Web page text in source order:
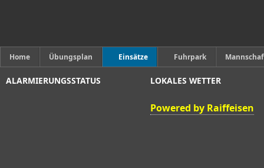
Home Übungsplan Einsätze Fuhrpark
ALARMIERUNGSSTATUS LOKALES WETTER
Powered by Raiffeisen